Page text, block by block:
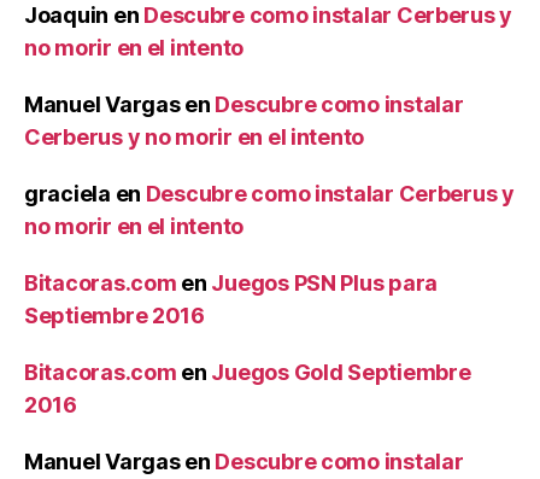
Joaquin en Descubre como instalar Cerberus y
no morir en el intento
Manuel Vargasen Descubre como instalar
Cerberus y no morir en el intento
graciela en Descubre como instalar Cerberus y
no morir en el intento
Bitacoras.com en Juegos PSN Plus para
Septiembre 2016
Bitacoras.com en Juegos Gold Septiembre
2016
Manuel Vargasen Descubre como instalar